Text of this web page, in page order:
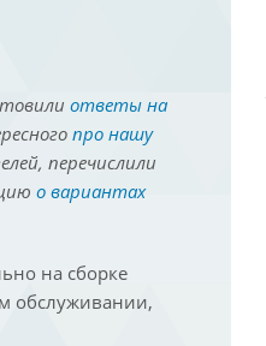
ответы на
про нашу
перечислили
о вариантах
на сборке
обслуживании,